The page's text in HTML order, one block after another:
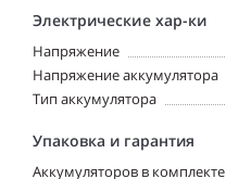
Электрические хар-ки
Напряжение
Напряжение аккумулятора
Тип аккумулятора
Упаковка и гарантия
Аккумуляторов в комплекте